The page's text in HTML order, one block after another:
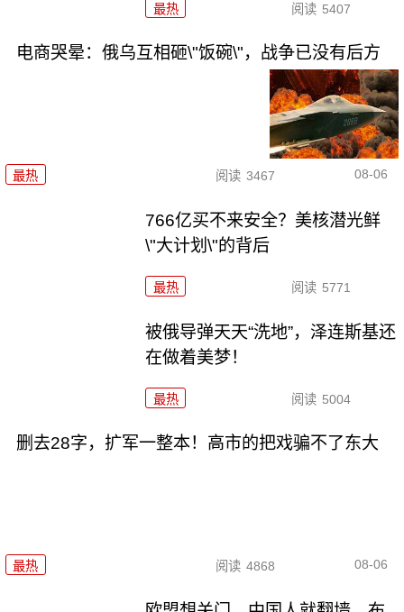
最热 阅读 5407
电商哭晕：俄乌互相砸\"饭碗\"，战争已没有后方
最热 阅读 3467 08-06
766亿买不来安全？美核潜光鲜
\"大计划\"的背后
最热 阅读 5771
被俄导弹天天“洗地”，泽连斯基还
在做着美梦！
最热 阅读 5004
删去28字，扩军一整本！高市的把戏骗不了东大
最热 阅读 4868 08-06